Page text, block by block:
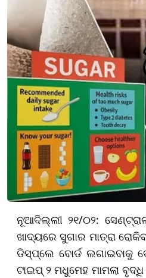
ନୂଆଦିଲ୍ଲୀ ୨୧/୦୨:
ଖାଦ୍ୟରେ ସୁଗାର ମାତ୍ରା
ଡିସ୍ପ୍ଲେ ବୋର୍ଡ ଲଗାଇବାକୁ
ଟାଇପ୍ ୨ ମଧୁମେହ ମାମଲା